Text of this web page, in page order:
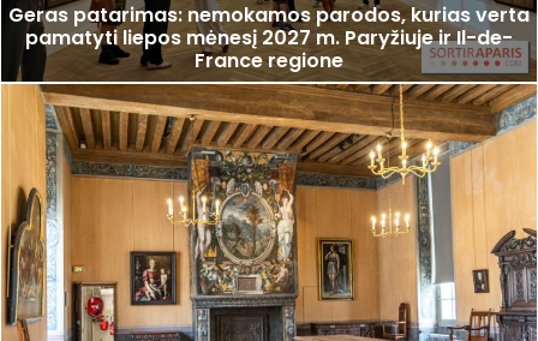
Geras patarimas: nemokamos parodos, kurias verta
pamatyti liepos mėnesį 2027 m. Paryžiuje ir Il-de-
France regione